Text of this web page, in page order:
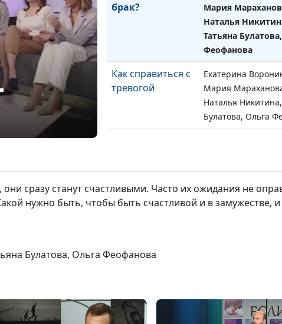
брак?
Мария
Наталья
Татьяна
Феофанова
Как справиться с
тревогой
Екатерина
Мария
Наталья
Булатова, Ольга
сразу станут счастливыми. Часто их ожидания не
нужно быть, чтобы быть счастливой и в замужестве, и
Булатова, Ольга Феофанова